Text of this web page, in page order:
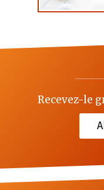
Recevez-le